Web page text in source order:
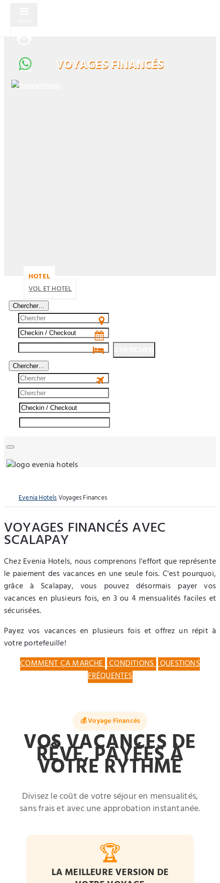
VOYAGES FINANCÉS
HOTEL
VOL ET HOTEL
Chercher…
Chercher…
Evenia HotelsVoyages Finances
VOYAGES FINANCÉS AVEC
SCALAPAY
Chez Evenia Hotels, nous comprenons l'effort que représente
le paiement des vacances en une seule fois. C'est pourquoi,
grâce à Scalapay, vous pouvez désormais payer vos
vacances en plusieurs fois, en 3 ou 4 mensualités faciles et
sécurisées.
Payez vos vacances en plusieurs fois et offrez un répit à
votre portefeuille!
COMMENT ÇA MARCHE CONDITIONS QUESTIONS
FRÉQUENTES
💰 Voyage Financés
VOS VACANCES DE
RÊVE, PAYÉES À
VOTRE RYTHME
Divisez le coût de votre séjour en mensualités,
sans frais et avec une approbation instantanée.
🏆
LA MEILLEURE VERSION DE